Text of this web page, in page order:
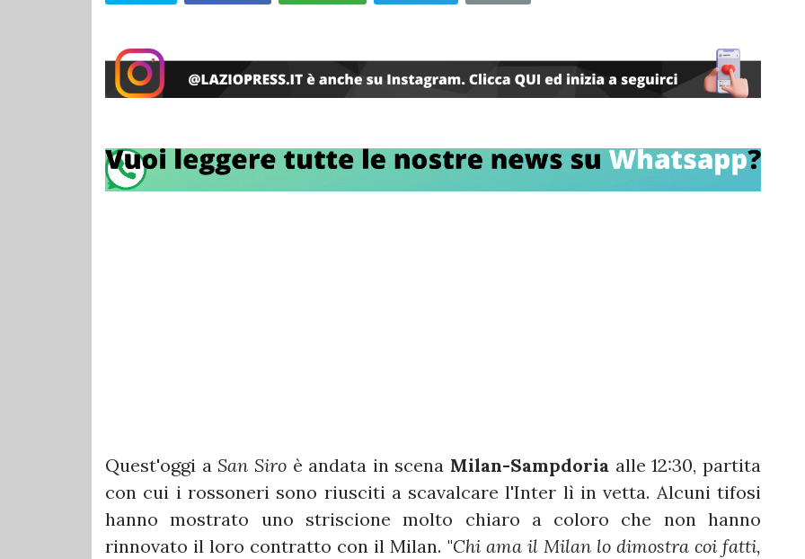
Quest'oggi aSan Siroè andata in scena Milan-Sampdoria alle 12:30, partita
con cui i rossoneri sono riusciti a scavalcare l'Inter lì in vetta. Alcuni tifosi
hanno mostrato uno striscione molto chiaro a coloro che non hanno
rinnovato il loro contratto con il Milan. "Chi ama il Milan lo dimostra coi fatti,